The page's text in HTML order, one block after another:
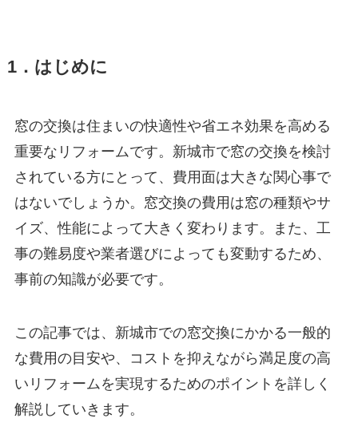
1．はじめに
窓の交換は住まいの快適性や省エネ効果を高める
重要なリフォームです。新城市で窓の交換を検討
されている方にとって、費用面は大きな関心事で
はないでしょうか。窓交換の費用は窓の種類やサ
イズ、性能によって大きく変わります。また、工
事の難易度や業者選びによっても変動するため、
事前の知識が必要です。
この記事では、新城市での窓交換にかかる一般的
な費用の目安や、コストを抑えながら満足度の高
いリフォームを実現するためのポイントを詳しく
解説していきます。